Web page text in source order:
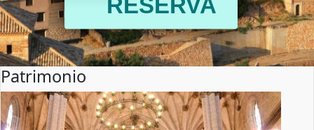
Patrimonio